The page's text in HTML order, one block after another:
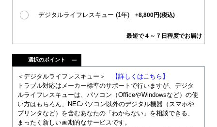
最短で４～７日程度でお届け
デジタルライフレスキュー (1年) +8,800円(税込)
選択のポイント
＜デジタルライフレスキュー＞
【詳しくはこちら】
トラブル対応はメーカー標準のサポートで行いますが、デジタ
ルライフレスキューは、パソコン（OfficeやWindowsなど）の使
い方はもちろん、NECパソコン以外のデジタル機器（スマホや
プリンタなど）を含むあなたの「わからない」を相談できる、
まったく新しい画期的なサービスです。